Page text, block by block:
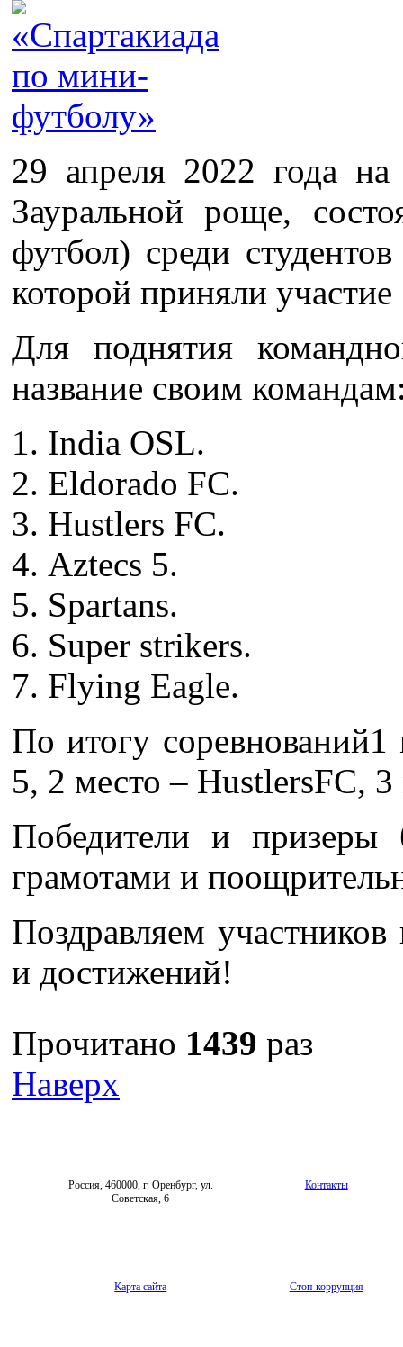
29 апреля 2022 года
Зауральной роще,
футбол) среди
которой приняли
Для поднятия
название своим
India OSL.
Eldorado FC.
Hustlers FC.
Aztecs 5.
Spartans.
Super strikers.
Flying Eagle.
По итогу соревнований1
5, 2 место – HustlersFC,
Победители и призеры
грамотами и
Поздравляем
и достижений!
Прочитано 1439 раз
Наверх
Россия, 460000, г. Оренбург, ул.
Советская, 6
Контакты
Карта сайта Стоп-коррупция